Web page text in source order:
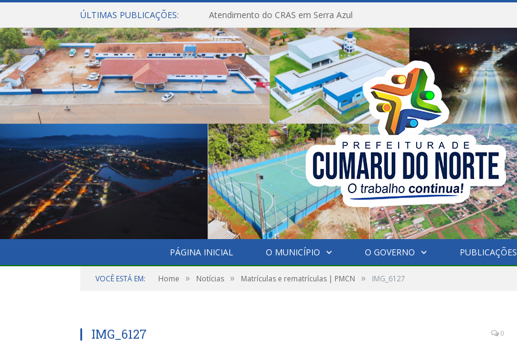
ÚLTIMAS PUBLICAÇÕES: Atendimento do CRAS em Serra Azul
PÁGINA INICIAL O MUNICÍPIO O GOVERNO PUBLICAÇÕES
VOCÊ ESTÁ EM: Home » Notícias » Matrículas e rematrículas | PMCN » IMG_6127
IMG_6127 0